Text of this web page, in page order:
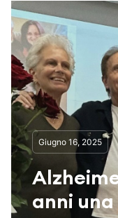
Giugno 16, 2025
anni